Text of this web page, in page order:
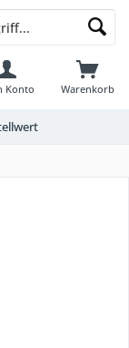
Warenkorb
Konto